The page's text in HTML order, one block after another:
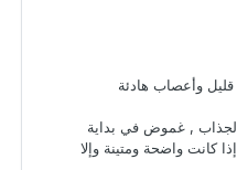
وأعصاب هادئة
, غموض في بداية
كانت واضحة ومتينة وإلا